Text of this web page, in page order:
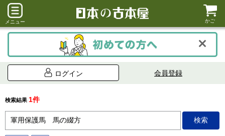
メニュー かご
ログイン 会員登録
検索結果 1件